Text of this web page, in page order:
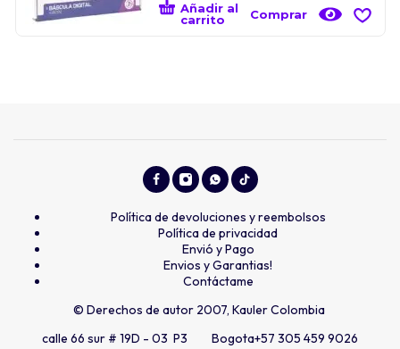
Añadir al
carrito
Comprar
Política de devoluciones y reembolsos
Política de privacidad
Envió y Pago
Envios y Garantias!
Contáctame
© Derechos de autor 2007, Kauler Colombia
calle 66 sur # 19D - 03 P3 Bogota+57 305 459 9026